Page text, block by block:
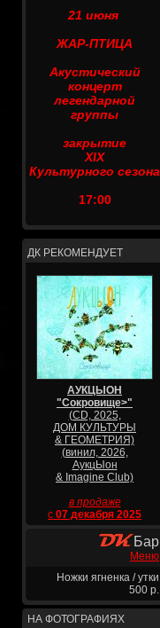
21 июня
ЖАР-ПТИЦА
Акустический
концерт
легендарной
группы
закрытие
XIX
Культурного сезона
17:00
ДК РЕКОМЕНДУЕТ
АУКЦЫОН
"Сокровище>"
(CD, 2025,
ДОМ КУЛЬТУРЫ
& ГЕОМЕТРИЯ)
(винил, 2026,
АукцЫон
& Imagine Club)
в продаже
с 07 декабря 2025
Бар
Меню
Ножки ягненка / утки
500 р.
НА ФОТОГРАФИЯХ